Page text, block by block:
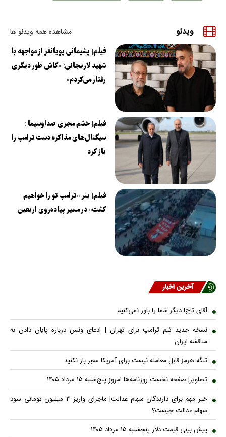
ویدئو مشاهده همه ویدئو ها
فیلم| پشیمانی پویانفر از مواجهه با
شهید لاریجانی: «کاش طور دیگری
رفتار می‌کردم»
فیلم| خشم مجری صداوسیما :
سیگنال‌های مذاکره دست ترامپ را
باز کرد
فیلم| بنر «ترامپ تو را خواهیم
کشت» در مسیر پیاده‌روی اربعین
آخرین اخبار
آقای تاج! دیگر شما را باور نمی‌کنیم
نسخه جدید تیم ترامپ برای تهران | ادعای ونس درباره پایان دادن به
مناقشه ایران
تنگه هرمز قابل معامله نیست برای آمریکا معبر باز نکنید
تصاویر| صفحه نخست روزنامه‌ها امروز پنج‌شنبه ۱۵ مرداد ۱۴۰۵
خبر مهم برای دارندگان سهام عدالت| ماجرای واریز ۳ میلیون تومانی سود
سهام عدالت چیست؟
پیش ‌بینی قیمت دلار پنجشنبه ۱۵ مرداد ۱۴۰۵